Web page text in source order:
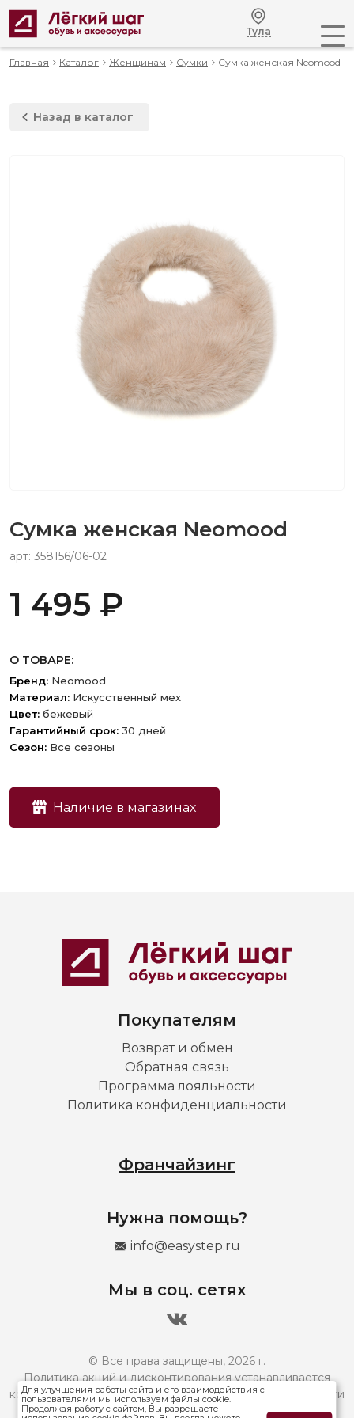
Тула
Главная Каталог Женщинам Сумки Сумка женская Neomood
Назад в каталог
Сумка женская Neomood
арт: 358156/06-02
1 495 ₽
О ТОВАРЕ:
Бренд: Neomood
Материал: Искусственный мех
Цвет: бежевый
Гарантийный срок: 30 дней
Сезон: Все сезоны
Наличие в магазинах
Покупателям
Возврат и обмен
Обратная связь
Программа лояльности
Политика конфиденциальности
Франчайзинг
Нужна помощь?
info@easystep.ru
Мы в соц. сетях
© Все права защищены, 2026 г.
Политика акций и дисконтирования устанавливается
конкретным франчайзи и может отличаться. Подробности
уточняйте в магазинах вашего города.
Для улучшения работы сайта и его взаимодействия с
пользователями мы используем файлы cookie.
Продолжая работу с сайтом, Вы разрешаете